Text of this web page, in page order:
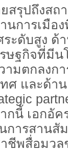
สรุปถึงส
นการเมือ
ะดับสูง ด้
ษฐกิจที่มีน
มตกลงกา
ทศ และด้
นี้ เอกอัค
การสานสั
ชีพสื่อมว